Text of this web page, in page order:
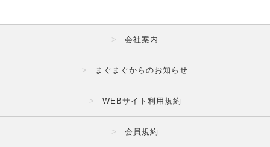
会社案内
まぐまぐからのお知らせ
WEBサイト利用規約
会員規約